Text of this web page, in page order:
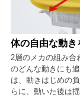
体の自由な動き
2層のメカの組み合
のどんな動きにも
は、動きはじめの
らに、動いた後は